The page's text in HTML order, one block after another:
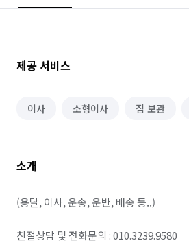
제공 서비스
이사 소형이사 짐 보관
소개
(용달, 이사, 운송, 운반, 배송 등..)
친절상담 및 전화문의 : 010.3239.9580